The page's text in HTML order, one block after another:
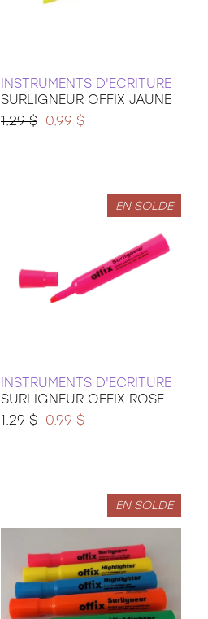
INSTRUMENTS D'ECRITURE
SURLIGNEUR OFFIX JAUNE
1.29 $ 0.99 $
EN SOLDE
INSTRUMENTS D'ECRITURE
SURLIGNEUR OFFIX ROSE
1.29 $ 0.99 $
EN SOLDE